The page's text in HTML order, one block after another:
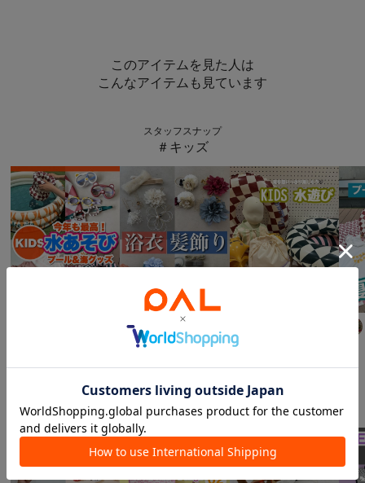
このアイテムを見た人は
こんなアイテムも見ています
スタッフスナップ
＃キッズ
Suu☺︎ 168cm
スタッフスナップ
＃サンリオ